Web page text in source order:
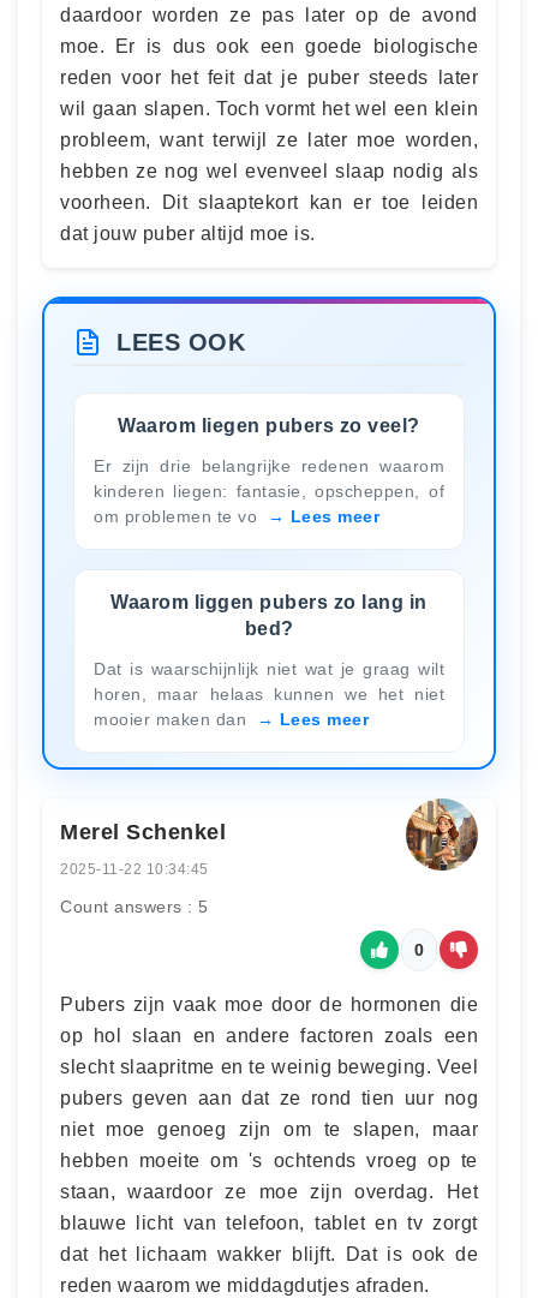
daardoor worden ze pas later op de avond
moe. Er is dus ook een goede biologische
reden voor het feit dat je puber steeds later
wil gaan slapen. Toch vormt het wel een klein
probleem, want terwijl ze later moe worden,
hebben ze nog wel evenveel slaap nodig als
voorheen. Dit slaaptekort kan er toe leiden
dat jouw puber altijd moe is.
LEES OOK
Waarom liegen pubers zo veel?
Er zijn drie belangrijke redenen waarom
kinderen liegen: fantasie, opscheppen, of
om problemen te vo
Lees meer
Waarom liggen pubers zo lang in
bed?
Dat is waarschijnlijk niet wat je graag wilt
horen, maar helaas kunnen we het niet
mooier maken dan
Lees meer
Merel Schenkel
2025-11-22 10:34:45
Count answers : 5
0
Pubers zijn vaak moe door de hormonen die
op hol slaan en andere factoren zoals een
slecht slaapritme en te weinig beweging. Veel
pubers geven aan dat ze rond tien uur nog
niet moe genoeg zijn om te slapen, maar
hebben moeite om 's ochtends vroeg op te
staan, waardoor ze moe zijn overdag. Het
blauwe licht van telefoon, tablet en tv zorgt
dat het lichaam wakker blijft. Dat is ook de
reden waarom we middagdutjes afraden.